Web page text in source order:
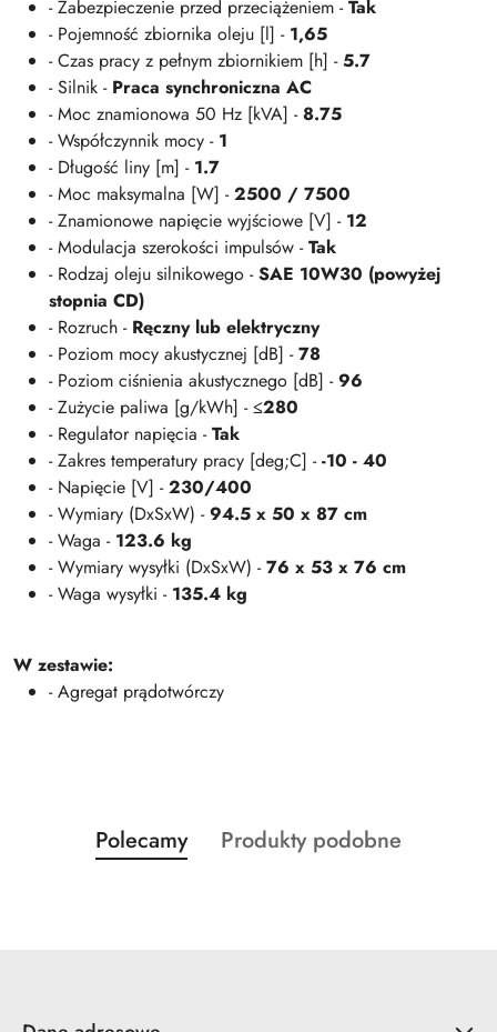
- Zabezpieczenie przed przeciążeniem -Tak
- Pojemność zbiornika oleju [l] - 1,65
- Czas pracy z pełnym zbiornikiem [h] -5.7
- Silnik - Praca synchroniczna AC
- Moc znamionowa 50 Hz [kVA] -8.75
- Współczynnik mocy - 1
- Długość liny [m] - 1.7
- Moc maksymalna [W] -2500 / 7500
- Znamionowe napięcie wyjściowe [V] - 12
- Modulacja szerokości impulsów -Tak
- Rodzaj oleju silnikowego -SAE 10W30 (powyżej
stopnia CD)
- Rozruch - Ręczny lub elektryczny
- Poziom mocy akustycznej [dB] -78
- Poziom ciśnienia akustycznego [dB] -96
- Zużycie paliwa [g/kWh] -≤280
- Regulator napięcia -Tak
- Zakres temperatury pracy [deg;C] --10 - 40
- Napięcie [V] -230/400
- Wymiary (DxSxW) -94.5 x 50 x 87 cm
- Waga - 123.6 kg
- Wymiary wysyłki (DxSxW) -76 x 53 x 76 cm
- Waga wysyłki - 135.4 kg
W zestawie:
- Agregat prądotwórczy
Pomiń karuzelę produktów
Produkty
o
Polecamy
Produkty
Produkty podobne